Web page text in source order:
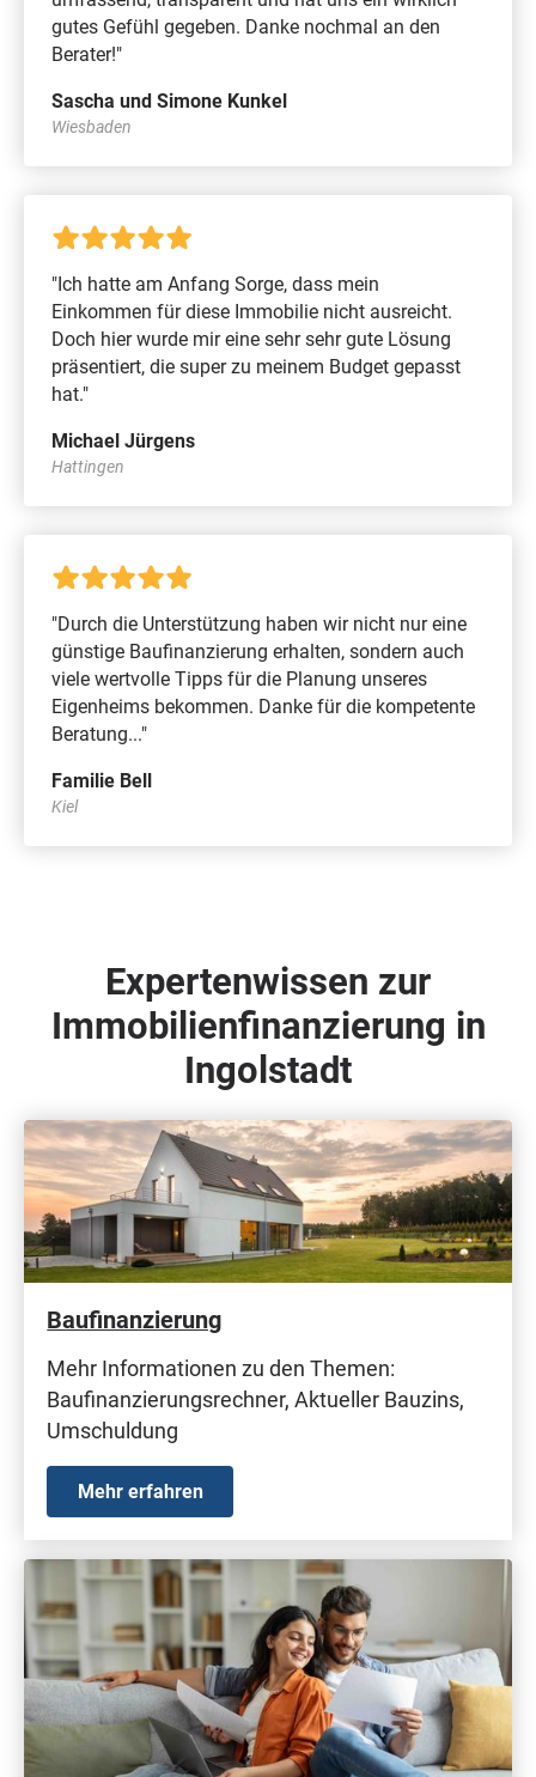
gutes Gefühl gegeben. Danke nochmal an den
Berater!"
Sascha und Simone Kunkel
Wiesbaden
"Ich hatte am Anfang Sorge, dass mein
Einkommen für diese Immobilie nicht ausreicht.
Doch hier wurde mir eine sehr sehr gute Lösung
präsentiert, die super zu meinem Budget gepasst
hat."
Michael Jürgens
Hattingen
"Durch die Unterstützung haben wir nicht nur eine
günstige Baufinanzierung erhalten, sondern auch
viele wertvolle Tipps für die Planung unseres
Eigenheims bekommen. Danke für die kompetente
Beratung..."
Familie Bell
Kiel
Expertenwissen zur
Immobilienfinanzierung in
Ingolstadt
Baufinanzierung
Mehr Informationen zu den Themen:
Baufinanzierungsrechner, Aktueller Bauzins,
Umschuldung
Mehr erfahren